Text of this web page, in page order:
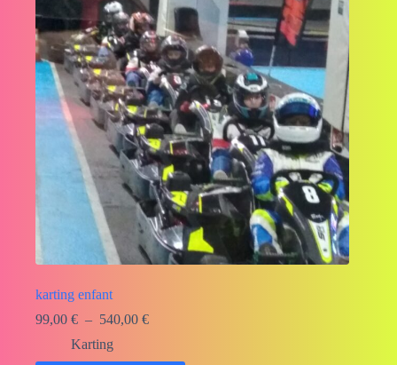
karting enfant
99,00 € – 540,00 €Plage
Karting